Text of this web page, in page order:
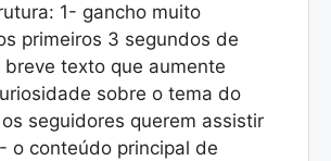
1- gancho muito
primeiros 3 segundos de
texto que aumente
sobre o tema do
seguidores querem assistir
o conteúdo principal de